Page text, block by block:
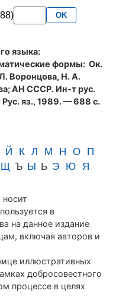
OK
языка:
формы: Ок.
Воронцова, Н. А.
АН СССР. Ин-т рус.
яз., 1989. — 688 с.
Й К Л М Н О П
Щ Ъ Ы Ь Э Ю Я
в
на данное издание
включая авторов и
иллюстративных
добросовестного
процессе в целях